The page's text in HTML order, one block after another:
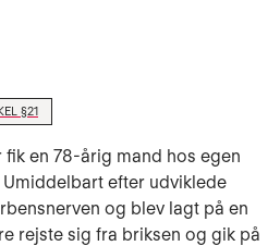
§21
fik en 78-årig mand hos egen
efter udviklede
og blev lagt på en
rejste sig fra briksen og gik på